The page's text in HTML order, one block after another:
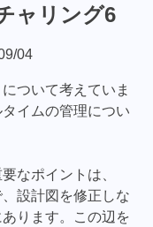
ャリング6
04
ついて考えていま
イムの管理につい
なポイントは、
設計図を修正しな
ります。この辺を